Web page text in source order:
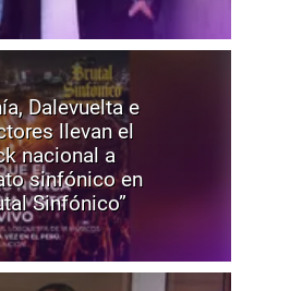
Dalevuelta e
llevan el
nacional a
sinfónico en
Sinfónico”